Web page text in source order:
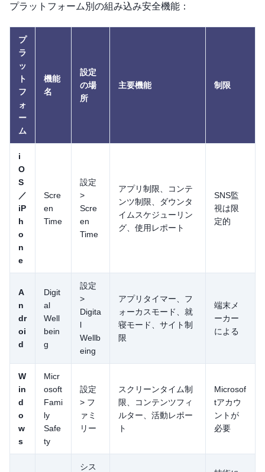
プラットフォーム別の組み込み安全機能：
プ
ラ
ッ
ト
フ
ォ
ー
ム
機能
名
設定
の場
所
主要機能 制限
i
O
S
／
iP
h
o
n
e
Scre
en
Time
設定
>
Scre
en
Time
アプリ制限、コンテ
ンツ制限、ダウンタ
イムスケジューリン
グ、使用レポート
SNS監
視は限
定的
A
n
dr
oi
d
Digit
al
Well
bein
g
設定
>
Digita
l
Wellb
eing
アプリタイマー、フ
ォーカスモード、就
寝モード、サイト制
限
端末メ
ーカー
による
W
in
d
o
w
s
Micr
osoft
Fami
ly
Safe
ty
設定
> フ
ァミ
リー
スクリーンタイム制
限、コンテンツフィ
ルター、活動レポー
ト
Microsof
tアカウ
ントが
必要
シス